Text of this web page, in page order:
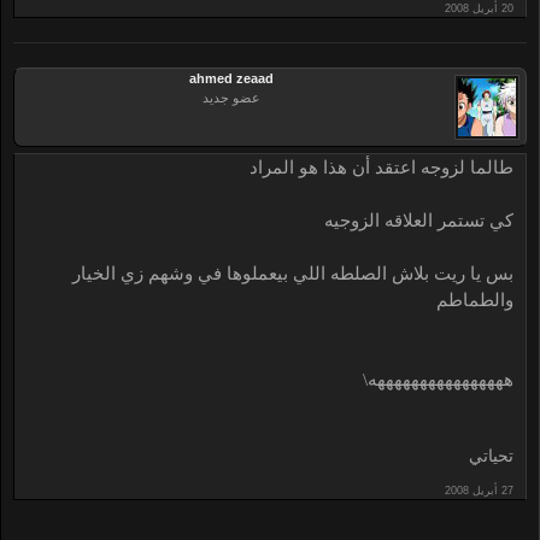
ahmed zeaad
عضو جديد
طالما لزوجه اعتقد أن هذا هو المراد
كي تستمر العلاقه الزوجيه
بس يا ريت بلاش الصلطه اللي بيعملوها في وشهم زي الخيار
والطماطم
ههههههههههههههههه\
تحياتي